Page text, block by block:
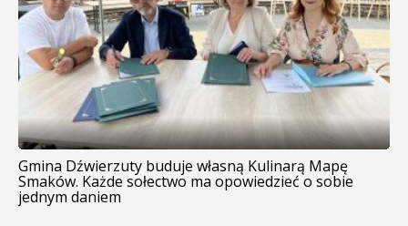
Gmina Dźwierzuty buduje własną Kulinarą Mapę
Smaków. Każde sołectwo ma opowiedzieć o sobie
jednym daniem